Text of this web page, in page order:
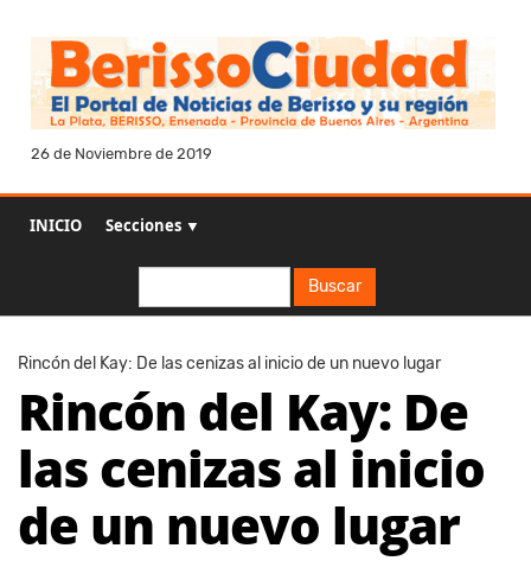
26 de Noviembre de 2019
INICIO Secciones ▼
Buscar
Rincón del Kay: De las cenizas al inicio de un nuevo lugar
Rincón del Kay: De
las cenizas al inicio
de un nuevo lugar